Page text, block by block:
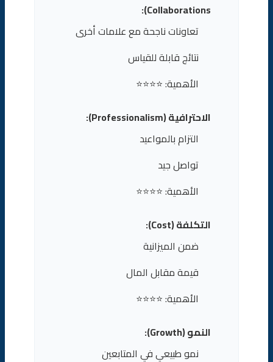
Collaborations):
تعاونات ناجحة مع علامات أخرى
نتائج قابلة للقياس
الأهمية: ⭐⭐⭐⭐
الاحترافية (Professionalism):
التزام بالمواعيد
تواصل جيد
الأهمية: ⭐⭐⭐⭐
التكلفة (Cost):
ضمن الميزانية
قيمة مقابل المال
الأهمية: ⭐⭐⭐⭐
النمو (Growth):
نمو طبيعي في المتابعين